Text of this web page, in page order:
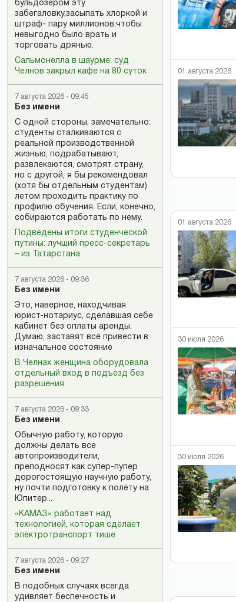
бульдозером эту
забегаловку,засыпать хлоркой и
штраф- пару миллионов,чтобы
невыгодно было врать и
торговать дрянью.
Сальмонелла в шаурме: суд
Челнов закрыл кафе на 80 суток
7 августа 2026 - 09:45
Без имени
С одной стороны, замечательно:
студенты сталкиваются с
реальной производственной
жизнью, подрабатывают,
развлекаются, смотрят страну,
но с другой, я бы рекомендовал
(хотя бы отдельным студентам)
летом проходить практику по
профилю обучения. Если, конечно,
собираются работать по нему.
Подведены итоги студенческой
путины: лучший пресс-секретарь
– из Татарстана
7 августа 2026 - 09:36
Без имени
Это, наверное, находчивая
юрист-нотариус, сделавшая себе
кабинет без оплаты аренды.
Думаю, заставят всё привести в
изначальное состояние
В Челнах женщина оборудовала
отдельный вход в подъезд без
разрешения
7 августа 2026 - 09:33
Без имени
Обычную работу, которую
должны делать все
автопроизводители,
преподносят как супер-пупер
дорогостоящую научную работу,
ну почти подготовку к полёту на
Юпитер...
«КАМАЗ» работает над
технологией, которая сделает
электротранспорт тише
7 августа 2026 - 09:27
Без имени
В подобных случаях всегда
удивляет беспечность и
01 августа 2026
01 августа 2026
30 июля 2026
30 июля 2026